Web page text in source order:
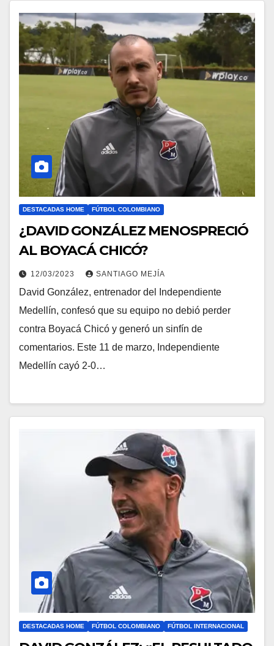
DESTACADAS HOME FÚTBOL COLOMBIANO
¿DAVID GONZÁLEZ MENOSPRECIÓ
AL BOYACÁ CHICÓ?
12/03/2023 SANTIAGO MEJÍA
David González, entrenador del Independiente
Medellín, confesó que su equipo no debió perder
contra Boyacá Chicó y generó un sinfín de
comentarios. Este 11 de marzo, Independiente
Medellín cayó 2-0…
DESTACADAS HOME FÚTBOL COLOMBIANO FÚTBOL INTERNACIONAL